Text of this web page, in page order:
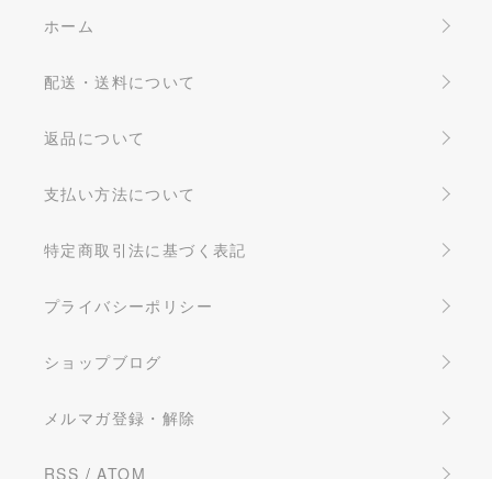
ホーム
配送・送料について
返品について
支払い方法について
特定商取引法に基づく表記
プライバシーポリシー
ショップブログ
メルマガ登録・解除
RSS /ATOM